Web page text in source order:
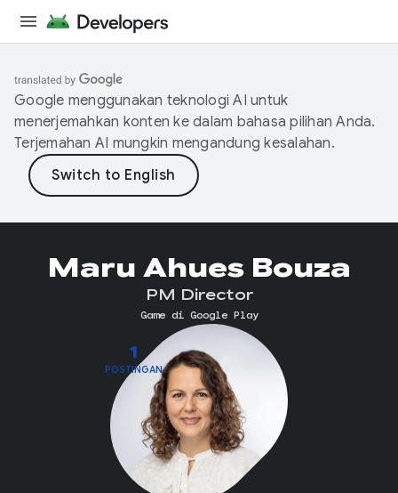
Google menggunakan teknologi AI untuk
menerjemahkan konten ke dalam bahasa pilihan Anda.
Terjemahan AI mungkin mengandung kesalahan.
1
POSTINGAN
Maru Ahues Bouza
PM Director
Game di Google Play